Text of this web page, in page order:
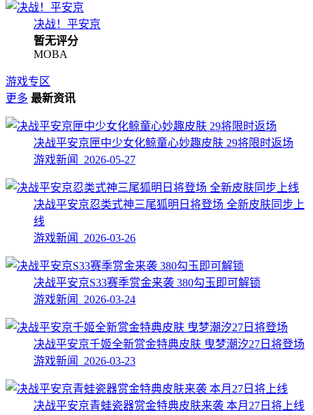
决战！平安京
暂无评分
MOBA
游戏专区
更多 最新资讯
决战平安京匣中少女化鲸童心妙趣皮肤 29将限时返场
游戏新闻 2026-05-27
决战平安京忍类式神三尾狐明日将登场 全新皮肤同步上
线
游戏新闻 2026-03-26
决战平安京S33赛季赏金来袭 380勾玉即可解锁
游戏新闻 2026-03-24
决战平安京千姬全新赏金特典皮肤 曳梦潮汐27日将登场
游戏新闻 2026-03-23
决战平安京青蛙瓷器赏金特典皮肤来袭 本月27日将上线